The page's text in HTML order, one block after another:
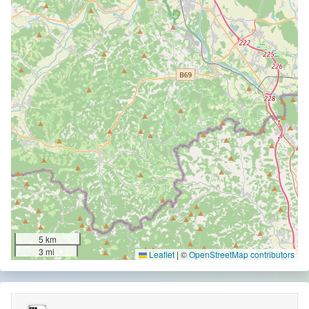
5 km
3 mi
Leaflet | ©OpenStreetMap contributors